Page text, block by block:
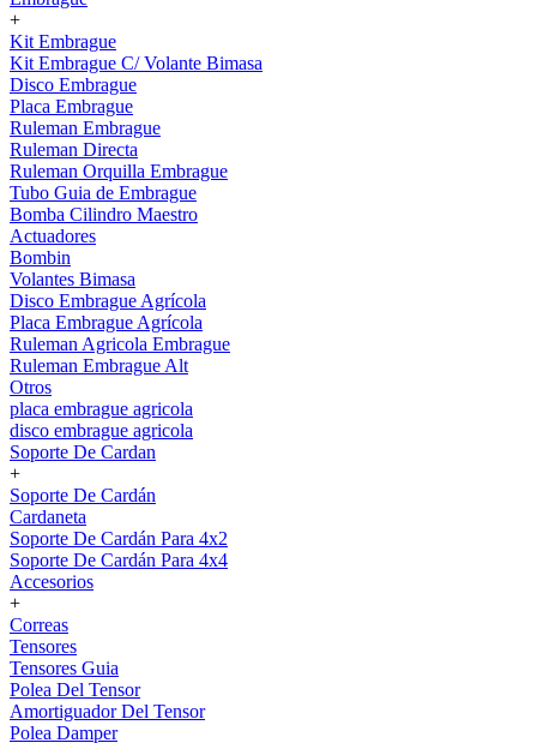
+
Kit Embrague
Kit Embrague C/ Volante Bimasa
Disco Embrague
Placa Embrague
Ruleman Embrague
Ruleman Directa
Ruleman Orquilla Embrague
Tubo Guia de Embrague
Bomba Cilindro Maestro
Actuadores
Bombin
Volantes Bimasa
Disco Embrague Agrícola
Placa Embrague Agrícola
Ruleman Agricola Embrague
Ruleman Embrague Alt
Otros
placa embrague agricola
disco embrague agricola
Soporte De Cardan
+
Soporte De Cardán
Cardaneta
Soporte De Cardán Para 4x2
Soporte De Cardán Para 4x4
Accesorios
+
Correas
Tensores
Tensores Guia
Polea Del Tensor
Amortiguador Del Tensor
Polea Damper